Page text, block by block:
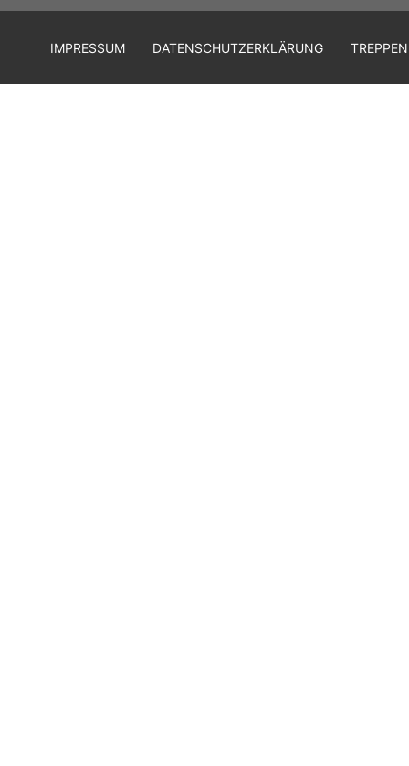
IMPRESSUM DATENSCHUTZERKLÄRUNG